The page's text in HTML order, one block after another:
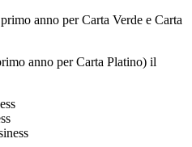
anno per Carta Verde e Carta
anno per Carta Platino) il